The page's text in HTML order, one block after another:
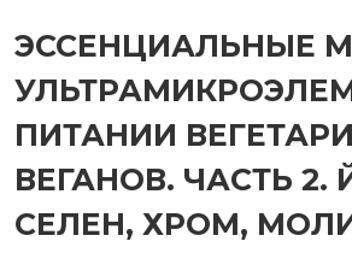
ЭССЕНЦИАЛЬНЫЕ
ПИТАНИИ
ВЕГАНОВ. ЧАСТЬ 2.
СЕЛЕН, ХРОМ,